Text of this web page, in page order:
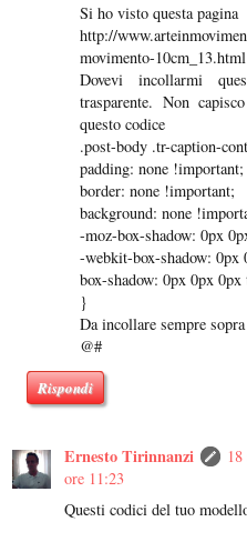
Si ho visto questa pagina
http://
movimento-10cm_13.html
Dovevi incollarmi
trasparente. Non
questo codice
.post-body .tr-caption-
padding: none !important;
border: none !important;
background: none
-moz-box-shadow: 0px
-webkit-box-shadow: 0px
box-shadow: 0px 0px
}
Da incollare sempre
@#
Rispondi
Ernesto Tirinnanzi
ore 11:23
Questi codici del tuo